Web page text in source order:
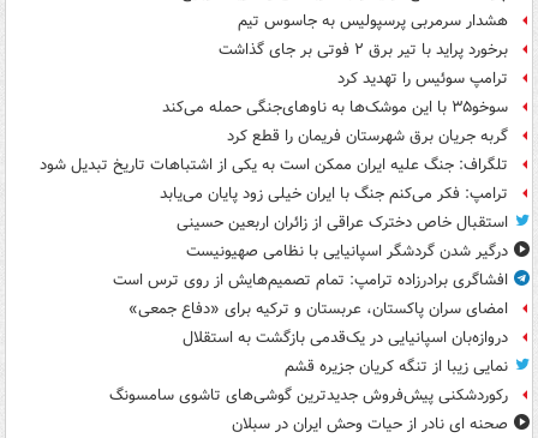
هشدار سرمربی پرسپولیس به جاسوس تیم
برخورد پراید با تیر برق ۲ فوتی بر جای گذاشت
ترامپ سوئیس را تهدید کرد
سوخو۳۵ با این موشک‌ها به ناوهای‌جنگی حمله می‌کند
گربه جریان برق شهرستان فریمان را قطع کرد
تلگراف: جنگ علیه ایران ممکن است به یکی از اشتباهات تاریخ تبدیل شود
ترامپ: فکر می‌کنم جنگ با ایران خیلی زود پایان می‌یابد
استقبال خاص دخترک عراقی از زائران اربعین حسینی
درگیر شدن گردشگر اسپانیایی با نظامی صهیونیست
افشاگری برادرزاده ترامپ: تمام تصمیم‌هایش از روی ترس است
امضای سران پاکستان، عربستان و ترکیه برای «دفاع جمعی»
دروازه‌بان اسپانیایی در یک‌قدمی بازگشت به استقلال
نمایی زیبا از تنگه کریان جزیره قشم
رکوردشکنی پیش‌فروش جدیدترین گوشی‌های تاشوی سامسونگ
صحنه ای نادر از حیات وحش ایران در سبلان